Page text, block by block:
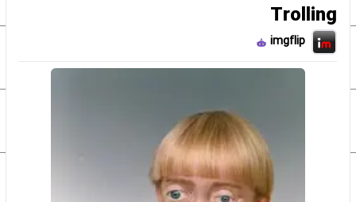
Trolling
imgflip